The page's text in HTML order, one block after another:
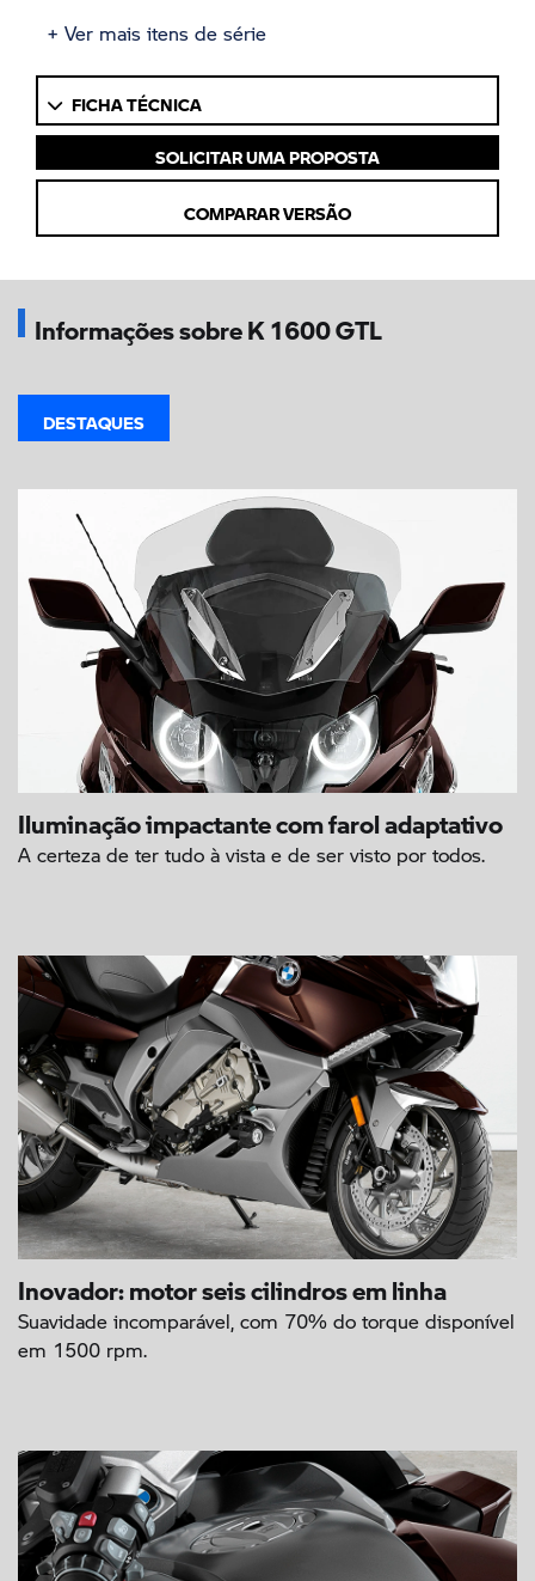
+ Ver mais itens de série
FICHA TÉCNICA
SOLICITAR UMA PROPOSTA
COMPARAR VERSÃO
Informações sobre K 1600 GTL
DESTAQUES
Iluminação impactante com farol adaptativo
A certeza de ter tudo à vista e de ser visto por todos.
Inovador: motor seis cilindros em linha
Suavidade incomparável, com 70% do torque disponível
em 1500 rpm.